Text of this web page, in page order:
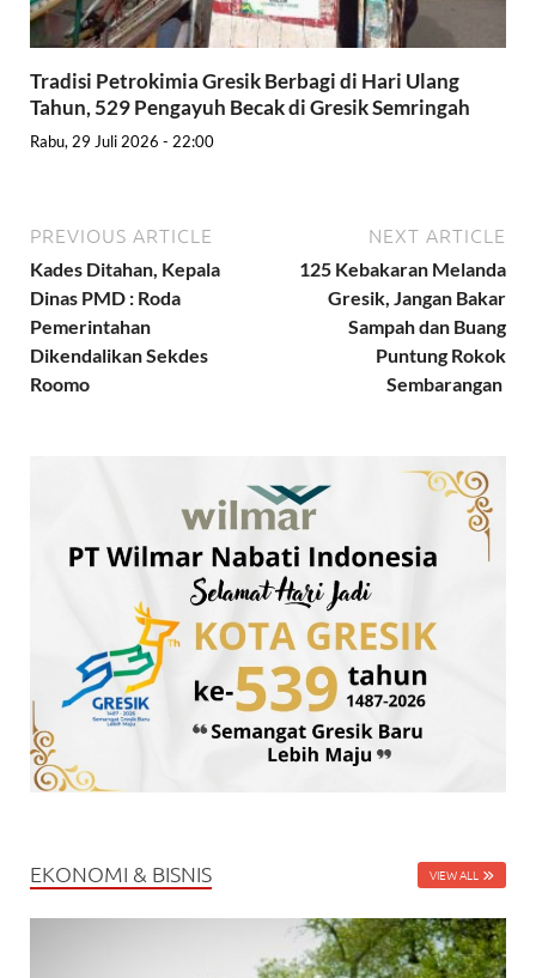
Tradisi Petrokimia Gresik Berbagi di Hari Ulang
Tahun, 529 Pengayuh Becak di Gresik Semringah
Rabu, 29 Juli 2026 - 22:00
PREVIOUS ARTICLE
Kades Ditahan, Kepala
Dinas PMD : Roda
Pemerintahan
Dikendalikan Sekdes
Roomo
NEXT ARTICLE
125 Kebakaran Melanda
Gresik, Jangan Bakar
Sampah dan Buang
Puntung Rokok
Sembarangan
EKONOMI & BISNIS VIEW ALL